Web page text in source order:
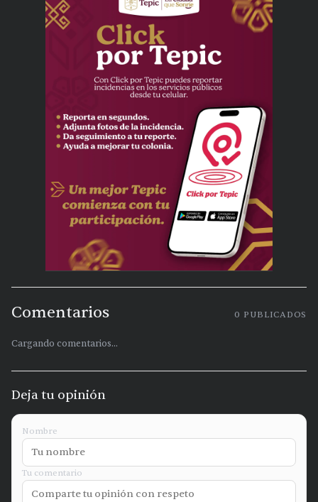
Comentarios 0 PUBLICADOS
Cargando comentarios...
Deja tu opinión
Nombre
Tu comentario